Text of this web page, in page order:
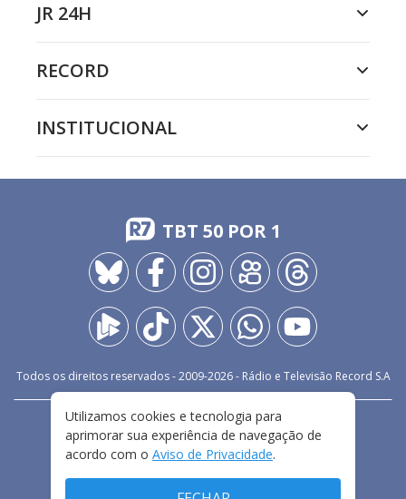
JR 24H
RECORD
INSTITUCIONAL
TBT 50 POR 1
Todos os direitos reservados - 2009-2026- Rádio e Televisão Record S.A
FALE CONOSCO
PRIVACIDADE
TERMOS E CONDIÇÕES DE USO
Utilizamos cookies e tecnologia para
aprimorar sua experiência de navegação de
acordo com o Aviso de Privacidade.